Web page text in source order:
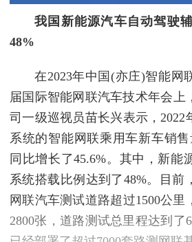
我国新能源汽车自动驾驶
48%
在2023年中国(亦庄)智能网
届国际智能网联汽车技术年会上
司一级巡视员苗长兴表示，2022
系统的智能网联乘用车新车销售
同比增长了45.6%。其中，新能
系统搭载比例达到了48%。目前
网联汽车测试道路超过1500公里
2800张，道路测试总里程达到了